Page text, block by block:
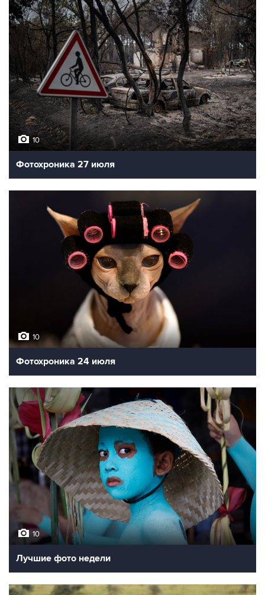
10
Фотохроника 27 июля
10
Фотохроника 24 июля
10
Лучшие фото недели